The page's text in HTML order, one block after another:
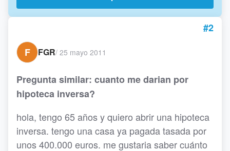
#2
F
FGR/ 25 mayo 2011
Pregunta similar: cuanto me darian por
hipoteca inversa?
hola, tengo 65 años y quiero abrir una hipoteca
inversa. tengo una casa ya pagada tasada por
unos 400.000 euros. me gustaria saber cuánto